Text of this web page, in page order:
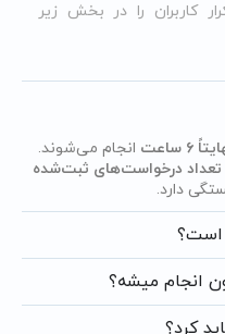
کاربران را در بخش زیر
انجام می‌شوند.
تعداد درخواست‌های ثبت‌شده
دارد.
است؟
انجام میشه؟
کرد؟